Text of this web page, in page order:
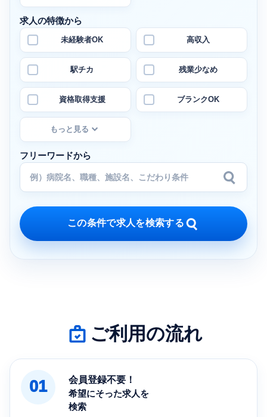
求人の特徴から
未経験者OK 高収入
駅チカ 残業少なめ
資格取得支援 ブランクOK
もっと見る
フリーワードから
この条件で求人を検索する
ご利用の流れ
01
会員登録不要！
希望にそった求人を
検索